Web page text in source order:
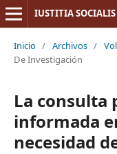
IUSTITIA SOCIALIS
Inicio / Archivos /
De Investigación
La consulta
informada
necesidad